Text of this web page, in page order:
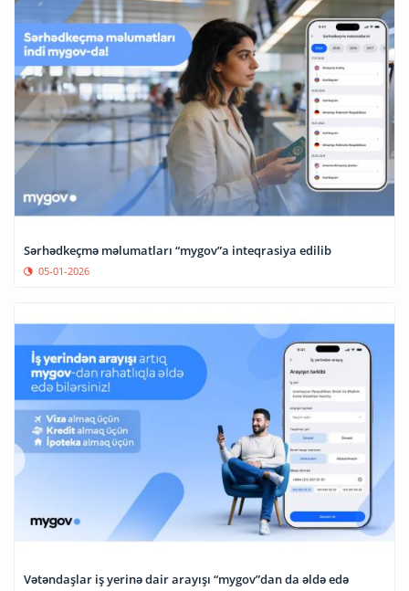
Sərhədkeçmə məlumatları “mygov”a inteqrasiya edilib
05-01-2026
Vətəndaşlar iş yerinə dair arayışı “mygov”dan da əldə edə